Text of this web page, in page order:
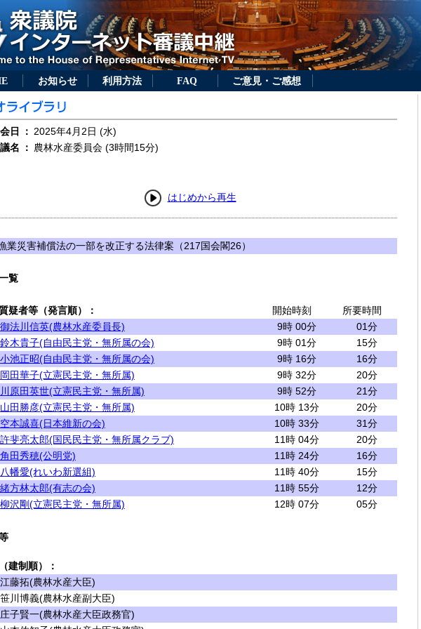
お知らせ 利用方法 FAQ ご意見・ご感想
日 ： 2025年4月2日 (水)
名
： 農林水産委員会 (3時間15分)
はじめから再生
業災害補償法の一部を改正する法律案（217国会閣26）
覧
疑者等（発言順）： 開始時刻
所要時間
御法川信英(農林水産委員長)
9時 00分
01分
鈴木貴子(自由民主党・無所属の会)
9時 01分
15分
小池正昭(自由民主党・無所属の会)
9時 16分
16分
岡田華子(立憲民主党・無所属)
9時 32分
20分
川原田英世(立憲民主党・無所属)
9時 52分
21分
山田勝彦(立憲民主党・無所属)
10時 13分
20分
空本誠喜(日本維新の会)
10時 33分
31分
許斐亮太郎(国民民主党・無所属クラブ)
11時 04分
20分
角田秀穂(公明党)
11時 24分
16分
八幡愛(れいわ新選組)
11時 40分
15分
緒方林太郎(有志の会)
11時 55分
12分
柳沢剛(立憲民主党・無所属)
12時 07分 05分
建制順）：
藤拓(農林水産大臣)
川博義(農林水産副大臣)
子賢一(農林水産大臣政務官)